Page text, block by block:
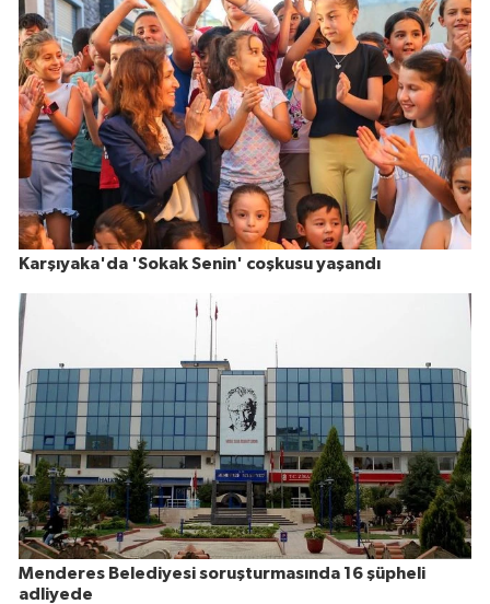
Karşıyaka'da 'Sokak Senin' coşkusu yaşandı
Menderes Belediyesi soruşturmasında 16 şüpheli
adliyede